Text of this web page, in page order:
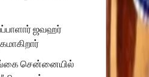
ஜவஹர்
சென்னையில்